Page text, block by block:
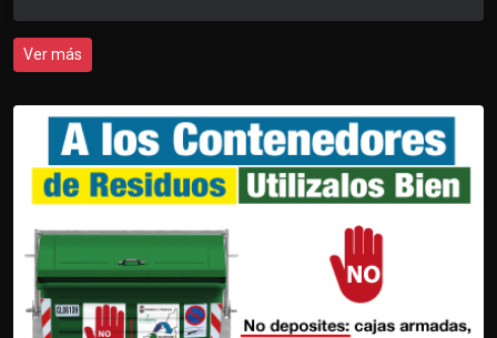
Ver más